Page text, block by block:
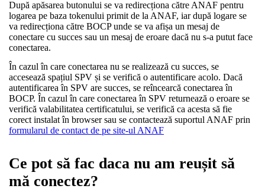
După apăsarea butonului se va redirecționa către ANAF pentru
logarea pe baza tokenului primit de la ANAF, iar după logare se
va redirecționa către BOCP unde se va afișa un mesaj de
conectare cu succes sau un mesaj de eroare dacă nu s-a putut face
conectarea.
În cazul în care conectarea nu se realizează cu succes, se
accesează spațiul SPV și se verifică o autentificare acolo. Dacă
autentificarea în SPV are succes, se reîncearcă conectarea în
BOCP. În cazul în care conectarea în SPV returnează o eroare se
verifică valabilitatea certificatului, se verifică ca acesta să fie
corect instalat în browser sau se contactează suportul ANAF prin
formularul de contact de pe site-ul ANAF
Ce pot să fac daca nu am reușit să
mă conectez?